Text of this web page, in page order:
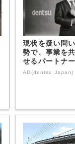
現状を疑い問
勢で、事業を
せるパートナ
AD(dentsu Japan)